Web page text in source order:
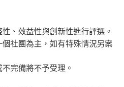
、效益性與創新性進行評選。
社團為主，如有特殊情況另案
完備將不予受理。